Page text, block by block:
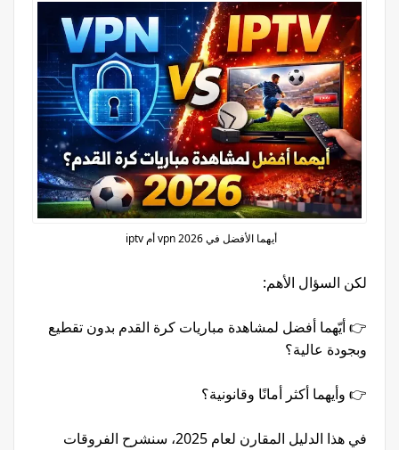
أيهما الأفضل في 2026 vpn أم iptv
لكن السؤال الأهم:
👉 أيّهما أفضل لمشاهدة مباريات كرة القدم بدون تقطيع
وبجودة عالية؟
👉 وأيهما أكثر أمانًا وقانونية؟
في هذا الدليل المقارن لعام 2025، سنشرح الفروقات